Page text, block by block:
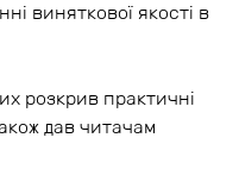
виняткової якості в
розкрив практичні
дав читачам